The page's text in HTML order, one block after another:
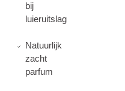
bij
luieruitslag
Natuurlijk
zacht
parfum